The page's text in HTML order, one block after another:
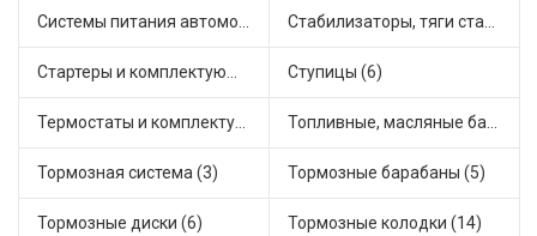
Системы питания автомобиля (3) Стабилизаторы, тяги стабилизатора, стойки стабилиз (4)
Стартеры и комплектующие (17) Ступицы (6)
Термостаты и комплектующие системы охлаждения (20) Топливные, масляные баки (1)
Тормозная система (3) Тормозные барабаны (5)
Тормозные диски (6) Тормозные колодки (14)